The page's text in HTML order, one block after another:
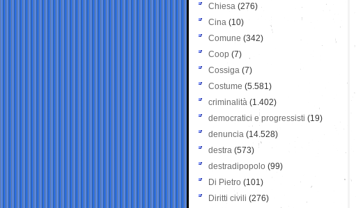
Chiesa (276)
Cina (10)
Comune (342)
Coop (7)
Cossiga (7)
Costume (5.581)
criminalità (1.402)
democratici e progressisti (19)
denuncia (14.528)
destra (573)
destradipopolo (99)
Di Pietro (101)
Diritti civili (276)